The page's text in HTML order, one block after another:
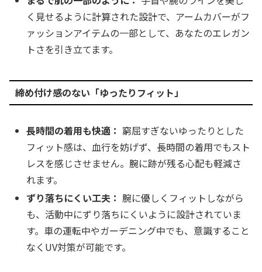
く見せるように計算された設計で、アームカバーがフ
ァッションアイテムの一部として、あなたのエレガン
トさを引き立てます。
締め付け感のない「ゆったりフィット」
長時間の着用も快適： 窮屈すぎないゆったりとした
フィット感は、血行を妨げず、長時間の着用でもスト
レスを感じさせません。腕に跡が残る心配も軽減さ
れます。
ずり落ちにくい工夫： 腕に優しくフィットしながら
も、活動中にずり落ちにくいように設計されていま
す。車の運転中やガーデニング中でも、意識すること
なくUV対策が可能です。